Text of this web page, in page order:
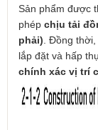
Sản phẩm được
phép chịu tải
phải) . Đồng
lắp đặt và hấp
chính xác vị trí